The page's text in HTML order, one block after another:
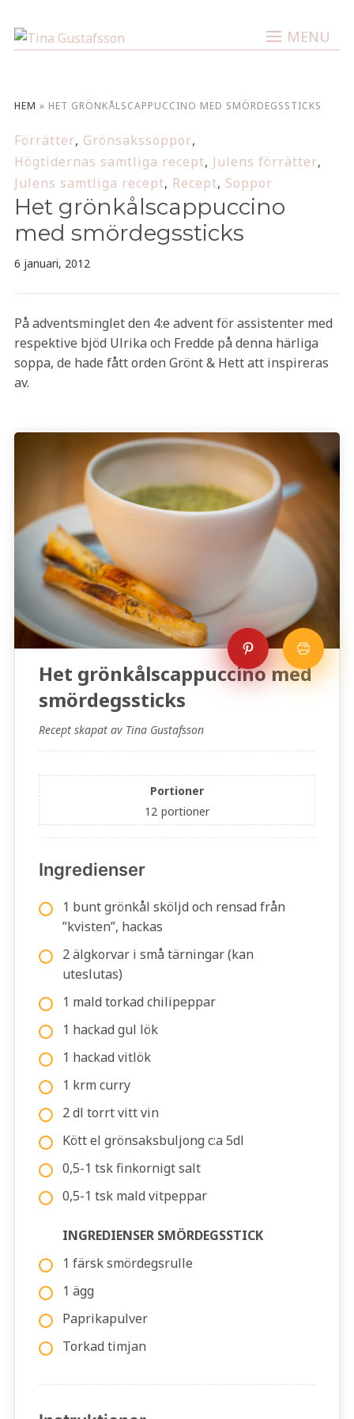
MENU
HEM » HET GRÖNKÅLSCAPPUCCINO MED SMÖRDEGSSTICKS
Förrätter, Grönsakssoppor,
Högtidernas samtliga recept, Julens förrätter,
Julens samtliga recept, Recept, Soppor
Het grönkålscappuccino
med smördegssticks
6 januari, 2012
På adventsminglet den 4:e advent för assistenter med
respektive bjöd Ulrika och Fredde på denna härliga
soppa, de hade fått orden Grönt & Hett att inspireras
av.
Het grönkålscappuccino med
smördegssticks
Recept skapat av Tina Gustafsson
Portioner
12 portioner
Ingredienser
1 bunt grönkål sköljd och rensad från
”kvisten”, hackas
2 älgkorvar i små tärningar (kan
uteslutas)
1 mald torkad chilipeppar
1 hackad gul lök
1 hackad vitlök
1 krm curry
2 dl torrt vitt vin
Kött el grönsaksbuljong c:a 5dl
0,5-1 tsk finkornigt salt
0,5-1 tsk mald vitpeppar
INGREDIENSER SMÖRDEGSSTICK
1 färsk smördegsrulle
1 ägg
Paprikapulver
Torkad timjan